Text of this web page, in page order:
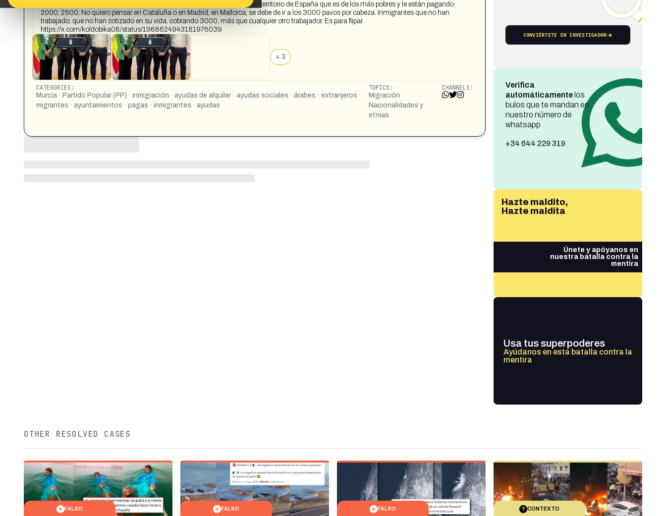
los inmigrantes de Murcia fueran de 2000 a 2500 por cabeza. Murcia, un territorio de España que es de los más pobres y le están pagando
2000, 2500. No quiero pensar en Cataluña o en Madrid, en Mallorca, se debe de ir a los 3000 pavos por cabeza. Inmigrantes que no han
trabajado, que no han cotizado en su vida, cobrando 3000, más que cualquier otro trabajador. Es para flipar.
https://x.com/koldobika08/status/1988624943181976039
+ 3
CATEGORIES:
Murcia · Partido Popular (PP) · inmigración · ayudas de alquiler · ayudas sociales · árabes · extranjeros ·
migrantes · ayuntamientos · pagas · inmigrantes · ayudas
TOPICS:
Migración ·
Nacionalidades y
etnias
CHANNELS:
CONVIÉRTETE EN INVESTIGADOR
Verifica
automáticamentelos
bulos que te mandan en
nuestro número de
whatsapp
+34 644 229 319
Hazte maldito,
Hazte maldita
Únete y apóyanos en
nuestra batalla contra la
mentira
Usa tus superpoderes
Ayúdanos en esta batalla contra la
mentira
OTHER RESOLVED CASES
FALSO FALSO FALSO CONTEXTO